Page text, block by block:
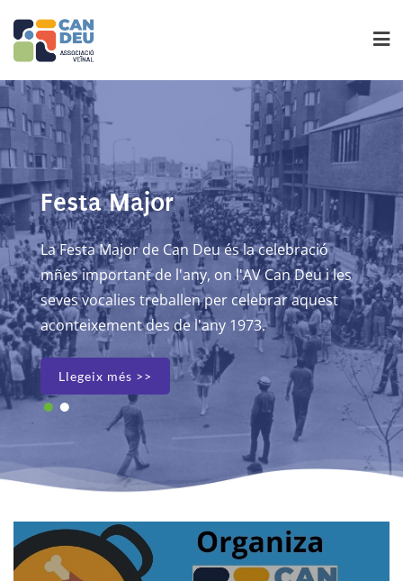
content
Can Deu és la celebració
de l'any, on l'AV Can Deu i les
treballen per celebrar aquest
de l'any 1973.
50e aniversari del barri de
Can Deu
Aquest any 2023, el barri de Can Deu fa 50
des de la construcció i l’arribada dels
habitants del barri.
Llegeix més >>
Festa
La Festa
mñes
seves
Llegeix més